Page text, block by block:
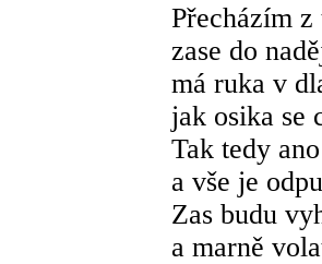
Přecházím z
zase do
má ruka v
jak osika se
Tak tedy
a vše je
Zas budu
a marně